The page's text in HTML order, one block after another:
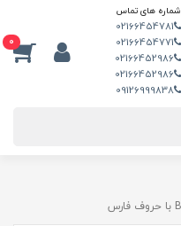
شماره های تماس
02166454781
02166454771
02166452986
02166452986
09126999838
0